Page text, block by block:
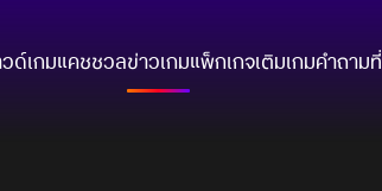
วด์เกมแคชชวลข่าวเกมแพ็กเกจเติมเกมคำถาม